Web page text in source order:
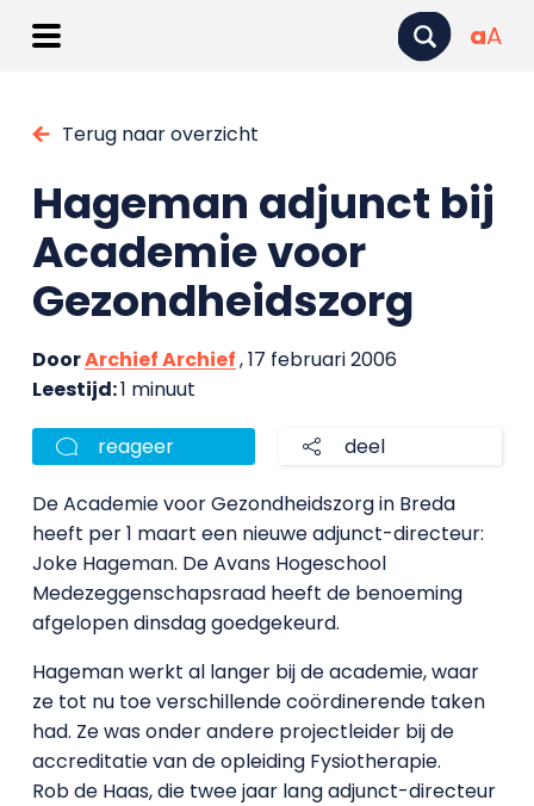
aA
Terug naar overzicht
Hageman adjunct bij
Academie voor
Gezondheidszorg
DoorArchief Archief, 17 februari 2006
Leestijd:1 minuut
reageer deel
De Academie voor Gezondheidszorg in Breda
heeft per 1 maart een nieuwe adjunct-directeur:
Joke Hageman. De Avans Hogeschool
Medezeggenschapsraad heeft de benoeming
afgelopen dinsdag goedgekeurd.
Hageman werkt al langer bij de academie, waar
ze tot nu toe verschillende coördinerende taken
had. Ze was onder andere projectleider bij de
accreditatie van de opleiding Fysiotherapie.
Rob de Haas, die twee jaar lang adjunct-directeur